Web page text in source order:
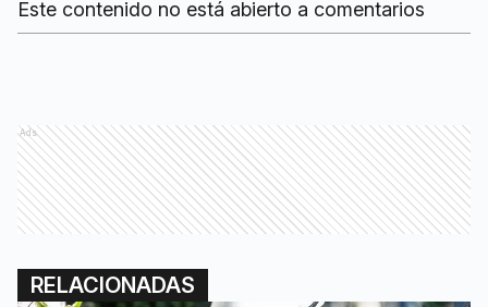
Este contenido no está abierto a comentarios
Ads
RELACIONADAS